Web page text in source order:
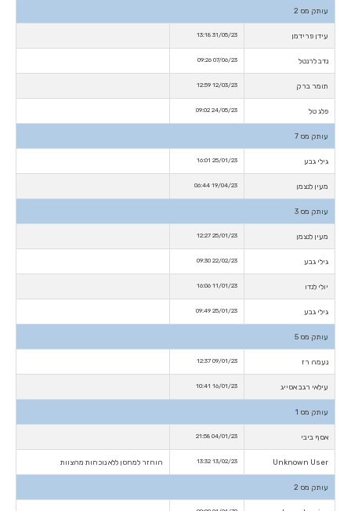
עותק מס 2
עידן פרידמן 31/05/23 13:18
נדב לרנטל 07/06/23 09:26
תומר ברק 12/03/23 12:59
פלג טל 24/05/23 09:02
עותק מס 7
גילי גבע 25/01/23 16:01
מעין לנצמן 19/04/23 06:44
עותק מס 3
מעין לנצמן 25/01/23 12:27
גילי גבע 22/02/23 09:30
יולי לנדו 11/01/23 16:06
גילי גבע 25/01/23 09:49
עותק מס 5
נעמה רז 09/01/23 12:37
עילאי רגב אסייג 16/01/23 10:41
עותק מס 1
אסף ביבי 04/01/23 21:58
Unknown User
13/02/23 13:32 הוחזר למחסן ללא נוכחות מהצוות
עותק מס 2